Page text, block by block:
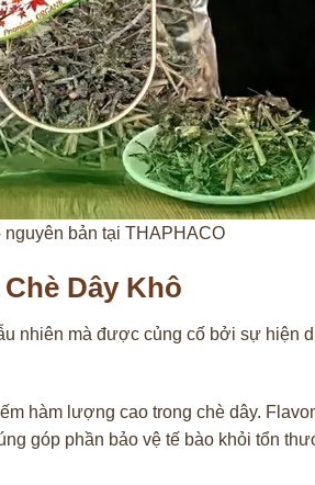
nguyên bản tại THAPHACO
Dây Khô
nhiên mà được củng cố bởi sự hiện
hàm lượng cao trong chè dây.
góp phần bảo vệ tế bào khỏi tổn